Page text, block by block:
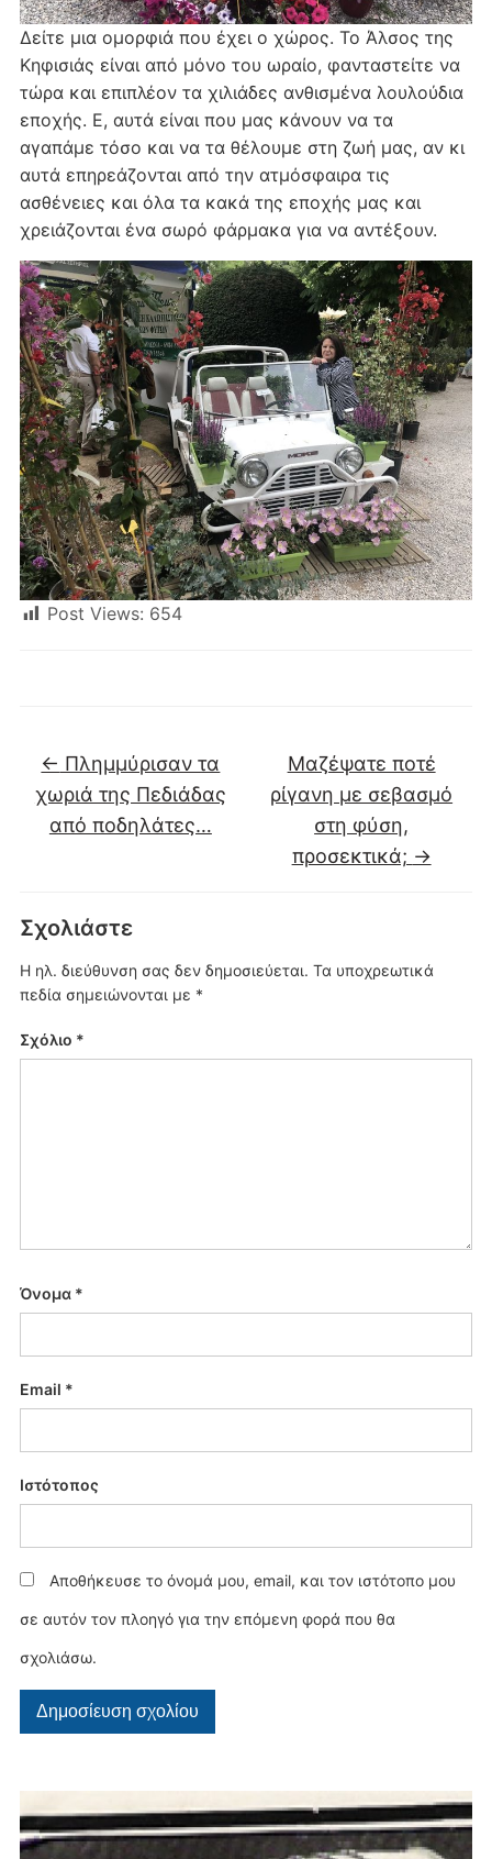
Δείτε μια ομορφιά που έχει ο χώρος. Το Άλσος της
Κηφισιάς είναι από μόνο του ωραίο, φανταστείτε να
τώρα και επιπλέον τα χιλιάδες ανθισμένα λουλούδια
εποχής. Ε, αυτά είναι που μας κάνουν να τα
αγαπάμε τόσο και να τα θέλουμε στη ζωή μας, αν κι
αυτά επηρεάζονται από την ατμόσφαιρα τις
ασθένειες και όλα τα κακά της εποχής μας και
χρειάζονται ένα σωρό φάρμακα για να αντέξουν.
Post Views: 654
← Πλημμύρισαν τα
χωριά της Πεδιάδας
από ποδηλάτες…
Μαζέψατε ποτέ
ρίγανη με σεβασμό
στη φύση,
προσεκτικά; →
Σχολιάστε
Η ηλ. διεύθυνση σας δεν δημοσιεύεται. Τα υποχρεωτικά
πεδία σημειώνονται με *
Σχόλιο *
Όνομα *
Email *
Ιστότοπος
Αποθήκευσε το όνομά μου, email, και τον ιστότοπο μου
σε αυτόν τον πλοηγό για την επόμενη φορά που θα
σχολιάσω.